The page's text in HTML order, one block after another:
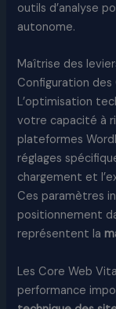
outils d’analyse
autonome.
Maîtrise des
Configuration
L’optimisation
votre capacité à
plateformes
réglages
chargement et
Ces paramètres
positionnement
représentent la
Les Core Web
performance